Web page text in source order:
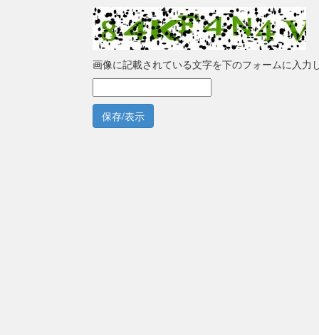
画像に記載されている文字を下のフォームに入力
保存/表示